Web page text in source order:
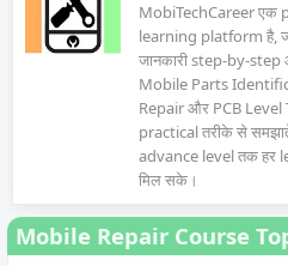
MobiTechCareer एक
learning platform है,
जानकारी step-by-step
Mobile Parts
Repair और PCB
practical तरीके से
advance level तक हर
मिल सके।
Mobile Repair Course